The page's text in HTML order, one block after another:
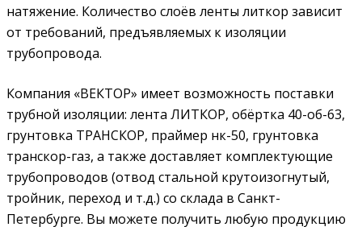
натяжение. Количество слоёв ленты литкор зависит
от требований, предъявляемых к изоляции
трубопровода.
Компания «ВЕКТОР» имеет возможность поставки
трубной изоляции: лента ЛИТКОР, обёртка 40-об-63,
грунтовка ТРАНСКОР, праймер нк-50, грунтовка
транскор-газ, а также доставляет комплектующие
трубопроводов (отвод стальной крутоизогнутый,
тройник, переход и т.д.) со склада в Санкт-
Петербурге. Вы можете получить любую продукцию